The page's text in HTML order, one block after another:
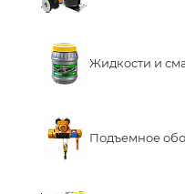
Жидкости и
Подъемное